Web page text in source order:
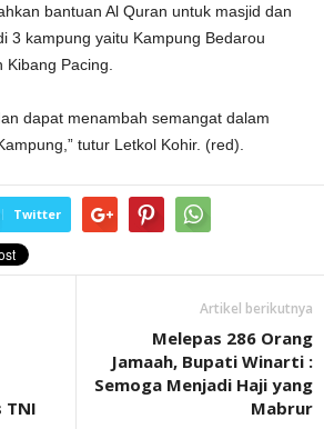
bantuan Al Quran untuk masjid dan
3 kampung yaitu Kampung Bedarou
Pacing.
dapat menambah semangat dalam
tutur Letkol Kohir. (red).
Twitter
TNI
Artikel berikutnya
Melepas 286 Orang
Jamaah, Bupati Winarti :
Semoga Menjadi Haji yang
Mabrur